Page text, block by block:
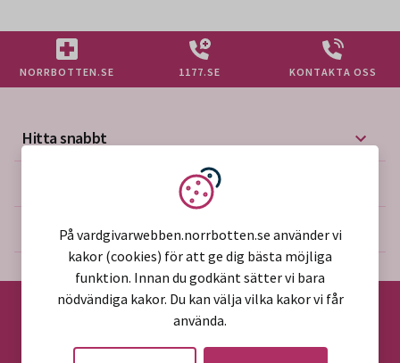
NORRBOTTEN.SE 1177.SE KONTAKTA OSS
Hitta snabbt
Mer på vårdgivarwebben
Om webbplatsen
Vi använder kakor
På vardgivarwebben.norrbotten.se använder vi
kakor (cookies) för att ge dig bästa möjliga
funktion. Innan du godkänt sätter vi bara
nödvändiga kakor. Du kan välja vilka kakor vi får
använda.